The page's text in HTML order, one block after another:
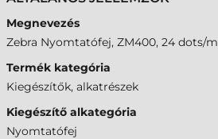
Megnevezés
Zebra Nyomtatófej, ZM400, 24 dots/
Termék kategória
Kiegészítők, alkatrészek
Kiegészítő alkategória
Nyomtatófej